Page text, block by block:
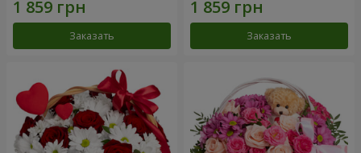
Заказать Заказать